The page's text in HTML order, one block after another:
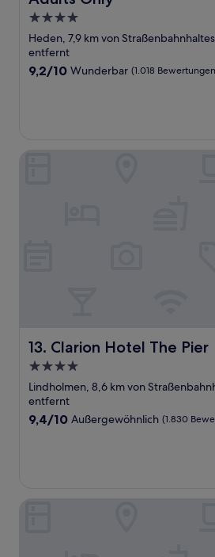
4.0-
Sterne-
Unterkunft
Heden, 7,9 km von
entfernt
9.2
9,2/10 Wunderbar (1.018
13. Clarion Hotel The Pier
Clarion Hotel The Pier
4.0-
Sterne-
Unterkunft
Lindholmen, 8,6 km von
entfernt
9.4
9,4/10 Außergewöhnlich (1.830